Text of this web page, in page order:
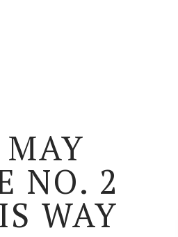
NO. 2
WAY